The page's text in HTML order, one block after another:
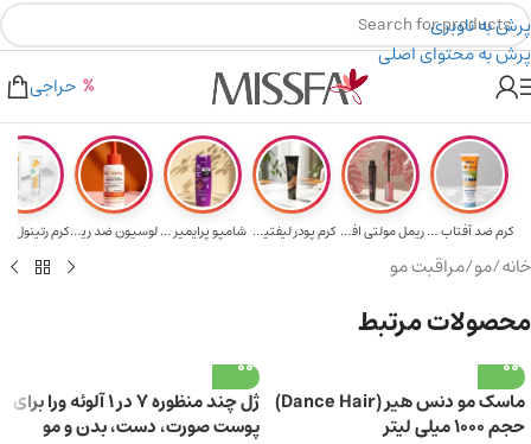
پرش به ناوبری
پرش به محتوای اصلی
۲٪ تخفیف روی سبد خرید برای روش کارت به کارت
هدیه برای خرید های بالای ۵ میلیون تومن
حراجی
کرم ضد آفتاب حا... ریمل مولتی افکت... کرم پودر لیفتین... شامپو پرایمیر پ... لوسیون ضد ریزش ...
خانه/مو/مراقبت مو
محصولات مرتبط
ماسک مو دنس هیر (Dance Hair)
حجم ۱۰۰۰ میلی لیتر
ژل چند منظوره 7 در 1 آلوئه ورا برای
پوست صورت، دست، بدن و مو